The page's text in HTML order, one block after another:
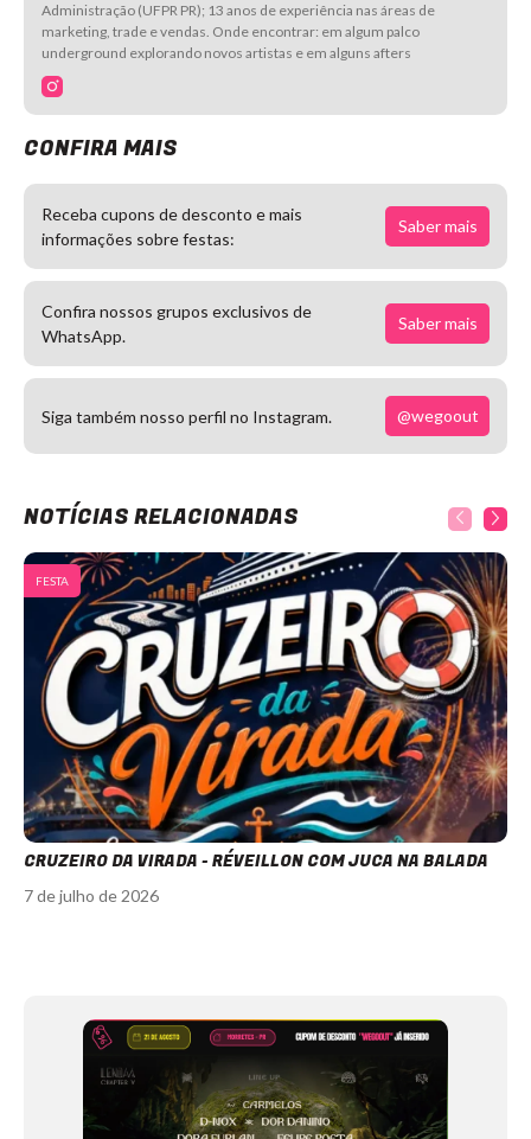
Administração (UFPR PR); 13 anos de experiência nas áreas de
marketing, trade e vendas. Onde encontrar: em algum palco
underground explorando novos artistas e em alguns afters
CONFIRA MAIS
Receba cupons de desconto e mais
informações sobre festas:
Saber mais
Confira nossos grupos exclusivos de
WhatsApp.
Saber mais
Siga também nosso perfil no Instagram. @wegoout
NOTÍCIAS RELACIONADAS
FESTA
CRUZEIRO DA VIRADA - RÉVEILLON COM JUCA NA BALADA
7 de julho de 2026